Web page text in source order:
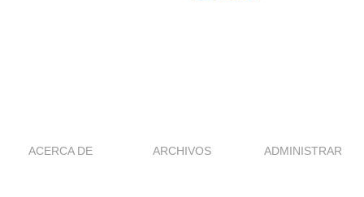
ACERCA DE ARCHIVOS ADMINISTRAR